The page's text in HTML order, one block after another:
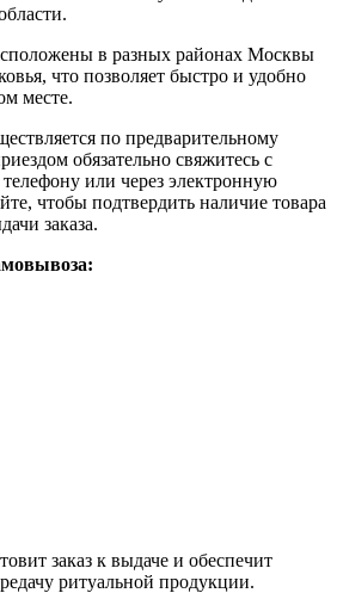
в разных районах Москвы
что позволяет быстро и удобно
месте.
по предварительному
обязательно свяжитесь с
или через электронную
чтобы подтвердить наличие товара
заказа.
заказ к выдаче и обеспечит
ритуальной продукции.